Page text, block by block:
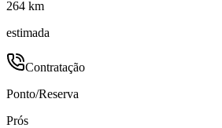
264 km
estimada
Contratação
Ponto/Reserva
Prós